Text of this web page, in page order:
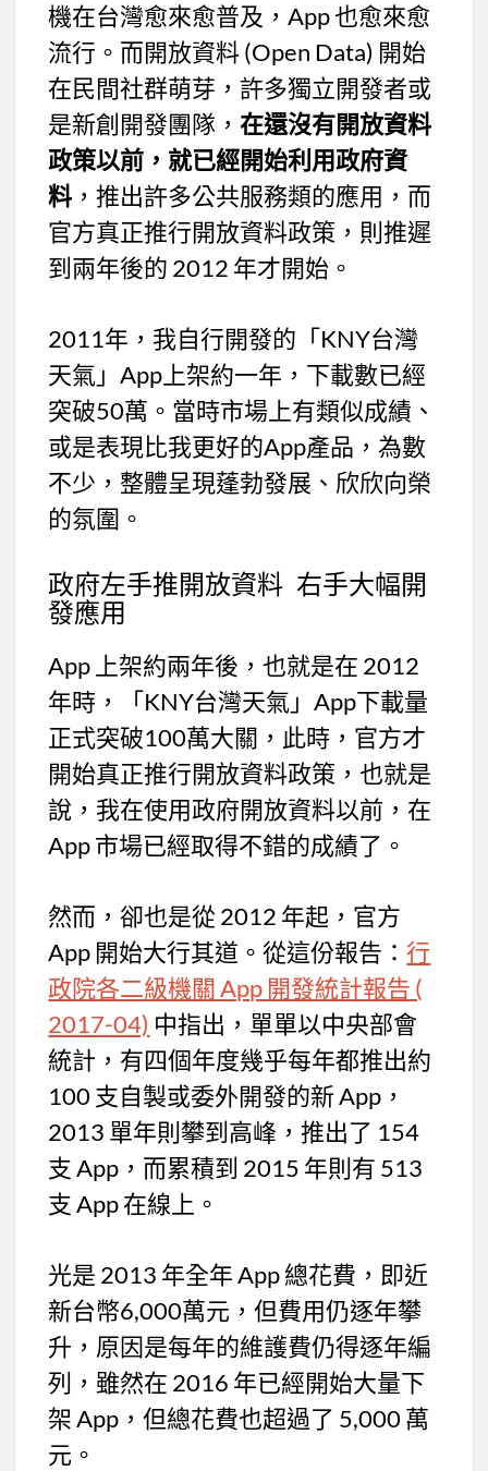
機在台灣愈來愈普及，App 也愈來愈
流行。而開放資料 (Open Data) 開始
在民間社群萌芽，許多獨立開發者或
是新創開發團隊，在還沒有開放資料
政策以前，就已經開始利用政府資
料 ，推出許多公共服務類的應用，而
官方真正推行開放資料政策，則推遲
到兩年後的 2012 年才開始。
2011年，我自行開發的「KNY台灣
天氣」App上架約一年，下載數已經
突破50萬。當時市場上有類似成績、
或是表現比我更好的App產品，為數
不少，整體呈現蓬勃發展、欣欣向榮
的氛圍。
政府左手推開放資料 右手大幅開
發應用
App 上架約兩年後，也就是在 2012
年時，「KNY台灣天氣」App下載量
正式突破100萬大關，此時，官方才
開始真正推行開放資料政策，也就是
說，我在使用政府開放資料以前，在
App 市場已經取得不錯的成績了。
然而，卻也是從 2012 年起，官方
App 開始大行其道。從這份報告：行
政院各二級機關 App 開發統計報告 (
2017-04) 中指出，單單以中央部會
統計，有四個年度幾乎每年都推出約
100 支自製或委外開發的新 App，
2013 單年則攀到高峰，推出了 154
支 App，而累積到 2015 年則有 513
支 App 在線上。
光是 2013 年全年 App 總花費，即近
新台幣6,000萬元，但費用仍逐年攀
升，原因是每年的維護費仍得逐年編
列，雖然在 2016 年已經開始大量下
架 App，但總花費也超過了 5,000 萬
元。